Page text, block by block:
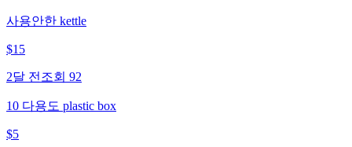
사용안한 kettle
$15
2달 전 조회 92
10 다용도 plastic box
$5